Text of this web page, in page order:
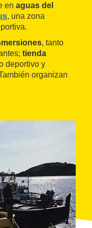
en aguas del
, una zona
, tanto
tienda
deportivo y
organizan